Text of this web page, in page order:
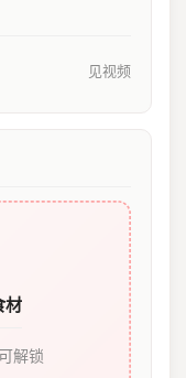
见视频
材
解锁